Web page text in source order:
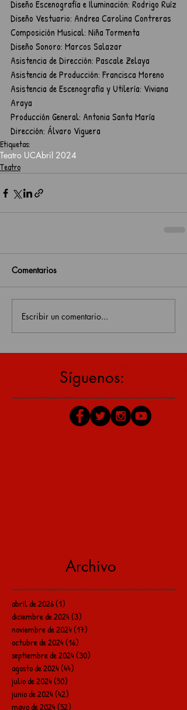
Diseño Escenografía e Iluminación: Rodrigo Ruíz
Diseño Vestuario: Andrea Carolina Contreras
Composición Musical: Niña Tormenta
Diseño Sonoro: Marcos Salazar
Asistencia de Dirección: Pascale Zelaya
Asistencia de Producción: Francisca Moreno
Asistencia de Escenografía y Utilería: Viviana
Araya
Producción General: Antonia Santa María
Dirección: Álvaro Viguera
Etiquetas:
Teatro UCAbril 2024
Teatro
Comentarios
Escribir un comentario...
Síguenos:
Archivo
abril de 2026(1)
diciembre de 2024(3)
noviembre de 2024(17)
octubre de 2024(16)
septiembre de 2024(30)
agosto de 2024(44)
julio de 2024(50)
junio de 2024(42)
mayo de 2024(52)